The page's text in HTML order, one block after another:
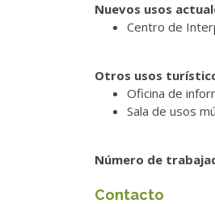
Nuevos usos
Centro de
Otros usos
Oficina de
Sala de usos
Número de
Contacto